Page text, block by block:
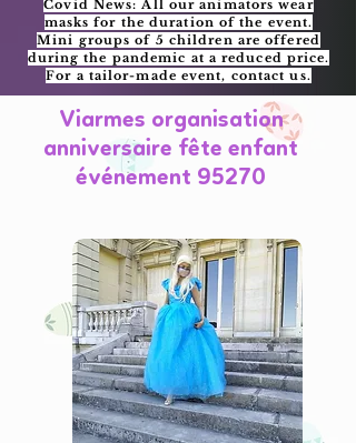
Covid News: All our animators wear
masks for the duration of the event.
Mini groups of 5 children are offered
during the pandemic at a reduced price.
For a tailor-made event, contact us.
Viarmes organisation
anniversaire fête enfant
événement 95270